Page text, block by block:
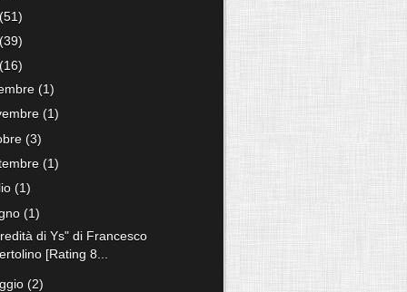
(51)
(39)
(16)
(1)
(1)
(3)
(1)
(1)
(1)
di Ys" di Francesco
[Rating 8...
(2)